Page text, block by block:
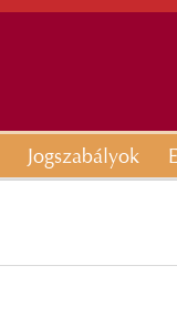
Jogszabályok